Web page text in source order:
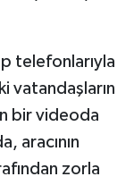
telefonlarıyla
vatandaşların
bir videoda
aracının
zorla